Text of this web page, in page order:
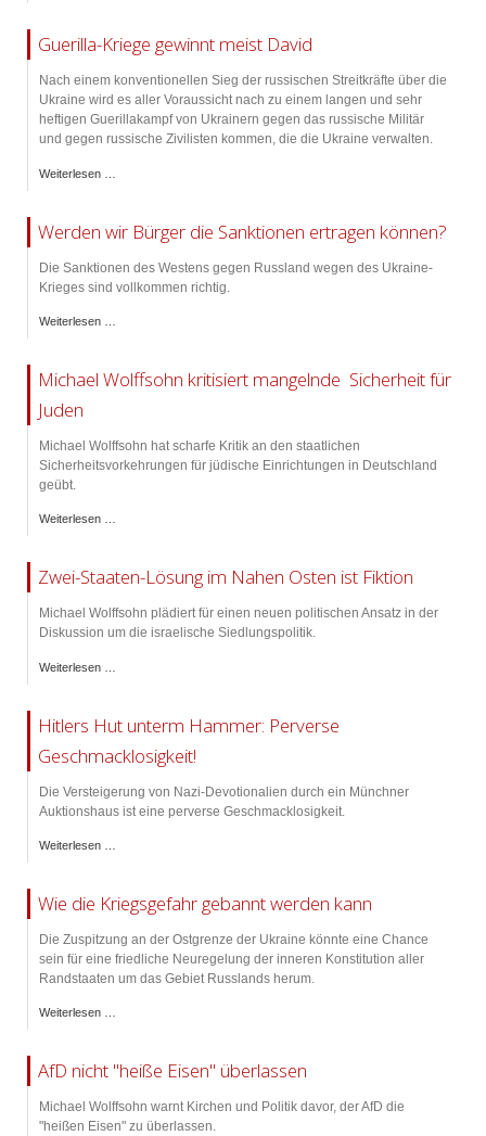
Guerilla-Kriege gewinnt meist David
Nach einem konventionellen Sieg der russischen Streitkräfte über die
Ukraine wird es aller Voraussicht nach zu einem langen und sehr
heftigen Guerillakampf von Ukrainern gegen das russische Militär
und gegen russische Zivilisten kommen, die die Ukraine verwalten.
Weiterlesen …
Werden wir Bürger die Sanktionen ertragen können?
Die Sanktionen des Westens gegen Russland wegen des Ukraine-
Krieges sind vollkommen richtig.
Weiterlesen …
Michael Wolffsohn kritisiert mangelnde Sicherheit für
Juden
Michael Wolffsohn hat scharfe Kritik an den staatlichen
Sicherheitsvorkehrungen für jüdische Einrichtungen in Deutschland
geübt.
Weiterlesen …
Zwei-Staaten-Lösung im Nahen Osten ist Fiktion
Michael Wolffsohn plädiert für einen neuen politischen Ansatz in der
Diskussion um die israelische Siedlungspolitik.
Weiterlesen …
Hitlers Hut unterm Hammer: Perverse
Geschmacklosigkeit!
Die Versteigerung von Nazi-Devotionalien durch ein Münchner
Auktionshaus ist eine perverse Geschmacklosigkeit.
Weiterlesen …
Wie die Kriegsgefahr gebannt werden kann
Die Zuspitzung an der Ostgrenze der Ukraine könnte eine Chance
sein für eine friedliche Neuregelung der inneren Konstitution aller
Randstaaten um das Gebiet Russlands herum.
Weiterlesen …
AfD nicht "heiße Eisen" überlassen
Michael Wolffsohn warnt Kirchen und Politik davor, der AfD die
"heißen Eisen" zu überlassen.